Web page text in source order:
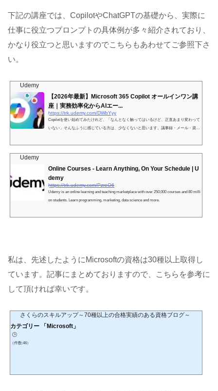
下記の講座では、CopilotやChatGPTの基礎から、実際に
仕事に役立つプロンプトの具体例が多々紹介されており、
かなり役立つと思いますのでこちらもあわせてご参照下さ
い。
Udemy
【2026年最新】Microsoft 365 Copilot オールインワン講
座｜実務効率化からAIエー...
https://trk.udemy.com/DWbYyy
Copilotを使い始めてみたけれど、「なんとなく触ってはいるけど、正直あまり変わって
いない」そんなふうに感じている方は、少なくないと思います。議事録・メール・資料
いいかイメージが湧かない。そのもどかしさに応えるために、この講座をつくりまし
た。Copilot Chatの基本的な使いこなしから、Teams・Outlook・Office各アプリへの実務
れがあれば仕事が回る」に変わ...
Udemy
Online Courses - Learn Anything, On Your Schedule | U
demy
https://trk.udemy.com/PzreO6
Udemy is an online learning and teaching marketplace with over 250,000 courses and 80 milli
on students. Learn programming, marketing, data science and more.
私は、先述したようにMicrosoftの資格は30種以上取得し
ています。記事にまとめておりますので、こちらを参考に
して頂ければ幸いです。
さくらのスキルアップ～70種以上の合格実績のある資格ブログ～
カテゴリー 「Microsoft」
🕒️
（件数:46）